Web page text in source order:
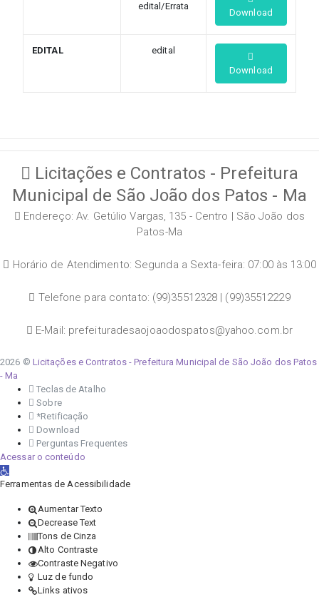
edital/Errata
Download
EDITAL
edital
Download
Licitações e Contratos - Prefeitura
Municipal de São João dos Patos - Ma
Endereço: Av. Getúlio Vargas, 135 - Centro | São João dos
Patos-Ma
Horário de Atendimento: Segunda a Sexta-feira: 07:00 às 13:00
Telefone para contato: (99)35512328 | (99)35512229
E-Mail: prefeituradesaojoaodospatos@yahoo.com.br
2026 © Licitações e Contratos - Prefeitura Municipal de São João dos Patos
- Ma
Teclas de Atalho
Sobre
*Retificação
Download
Perguntas Frequentes
Acessar o conteúdo
Abrir a barra de ferramentas
Ferramentas de Acessibilidade
Aumentar Texto
Decrease Text
Tons de Cinza
Alto Contraste
Contraste Negativo
Luz de fundo
Links ativos